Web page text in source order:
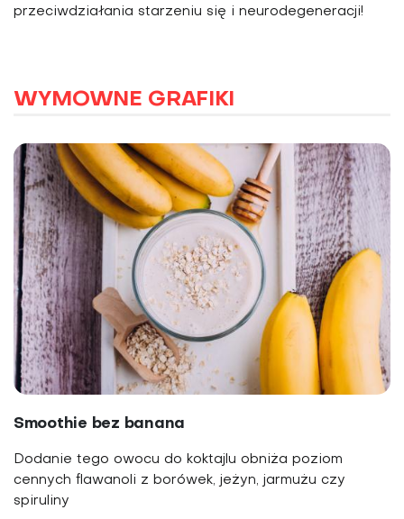
przeciwdziałania starzeniu się i neurodegeneracji!
WYMOWNE GRAFIKI
Smoothie bez banana
Dodanie tego owocu do koktajlu obniża poziom
cennych flawanoli z borówek, jeżyn, jarmużu czy
spiruliny